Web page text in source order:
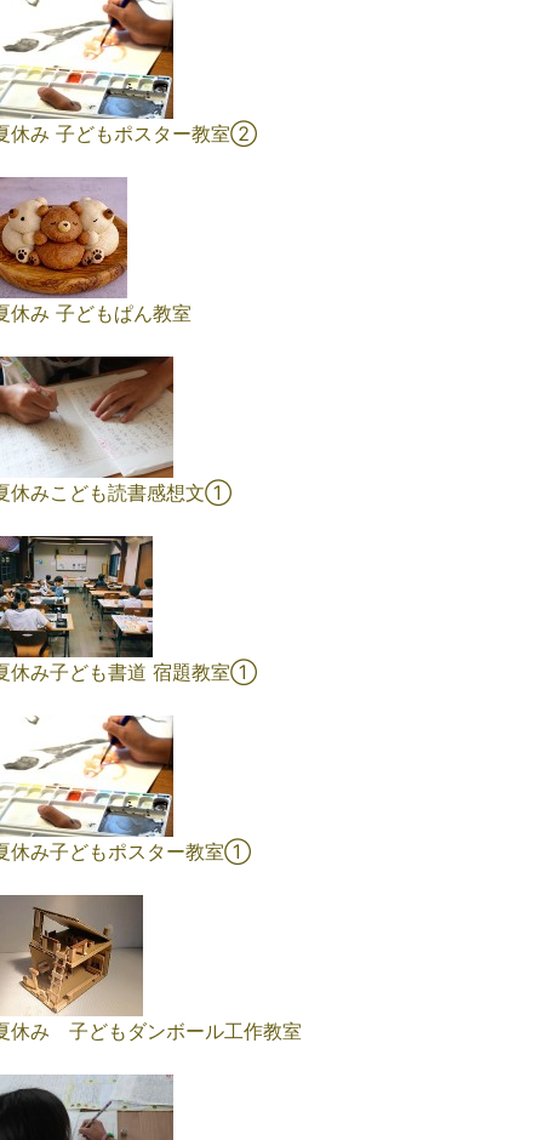
休み 子どもポスター教室②
休み 子どもぱん教室
休みこども読書感想文①
休み子ども書道 宿題教室①
休み子どもポスター教室①
休み 子どもダンボール工作教室